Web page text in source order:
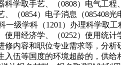
科学取手艺、（0808）电气工
（0854）电子消息（085408
级学科（1201）办理科学取
使用经济学、（0252）使用
内容和职位专业需求等，分
入伍等国度的环境超龄的，供